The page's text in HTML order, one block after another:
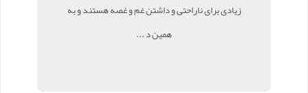
زیادی برای ناراحتی و داشتن غم و غصه هستند و به
همین د ...